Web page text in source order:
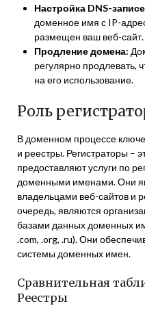
Настройка DNS-
доменное имя с IP-
размещен ваш веб-сайт.
Продление домена:
регулярно продлевать,
на его использование.
Роль
В доменном процессе
и реестры. Регистраторы –
предоставляют услуги по
доменными именами. Они
владельцами веб-сайтов и
очередь, являются
базами данных доменных
.com, .org, .ru). Они
системы доменных имен.
Сравнительная
Реестры